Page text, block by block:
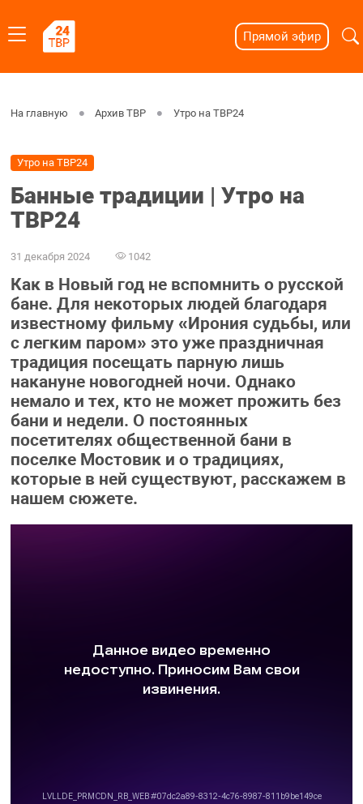
Прямой эфир
На главную Архив ТВР Утро на ТВР24
Утро на ТВР24
Банные традиции | Утро на
ТВР24
31 декабря 2024 1042
Как в Новый год не вспомнить о русской
бане. Для некоторых людей благодаря
известному фильму «Ирония судьбы, или
с легким паром» это уже праздничная
традиция посещать парную лишь
накануне новогодней ночи. Однако
немало и тех, кто не может прожить без
бани и недели. О постоянных
посетителях общественной бани в
поселке Мостовик и о традициях,
которые в ней существуют, расскажем в
нашем сюжете.